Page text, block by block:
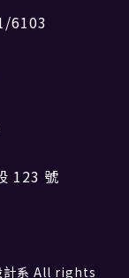
6103
123 號
計系 All rights